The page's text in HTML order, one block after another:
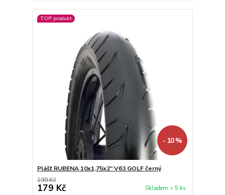
TOP produkt
- 10 %
Plášť RUBENA 10x1,75x2" V63 GOLF černý
199 Kč
179 Kč Skladem > 5 ks